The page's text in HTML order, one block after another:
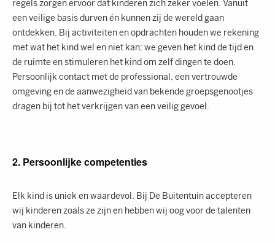
regels zorgen ervoor dat kinderen zich zeker voelen. Vanuit
een veilige basis durven én kunnen zij de wereld gaan
ontdekken. Bij activiteiten en opdrachten houden we rekening
met wat het kind wel en niet kan; we geven het kind de tijd en
de ruimte en stimuleren het kind om zelf dingen te doen.
Persoonlijk contact met de professional, een vertrouwde
omgeving en de aanwezigheid van bekende groepsgenootjes
dragen bij tot het verkrijgen van een veilig gevoel.
2. Persoonlijke competenties
Elk kind is uniek en waardevol. Bij De Buitentuin accepteren
wij kinderen zoals ze zijn en hebben wij oog voor de talenten
van kinderen.